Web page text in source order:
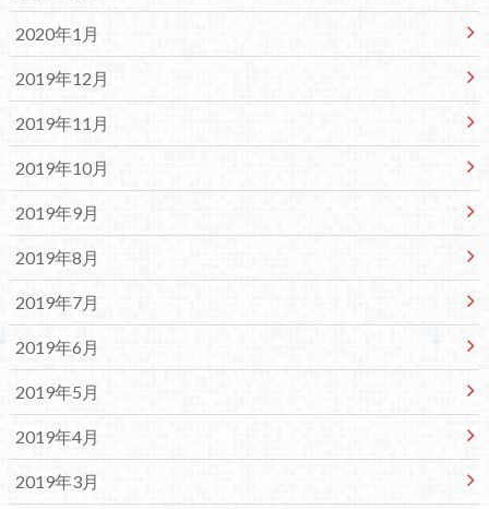
2020年1月
2019年12月
2019年11月
2019年10月
2019年9月
2019年8月
2019年7月
2019年6月
2019年5月
2019年4月
2019年3月